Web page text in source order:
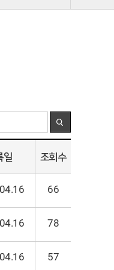
일 조회수
66
78
57